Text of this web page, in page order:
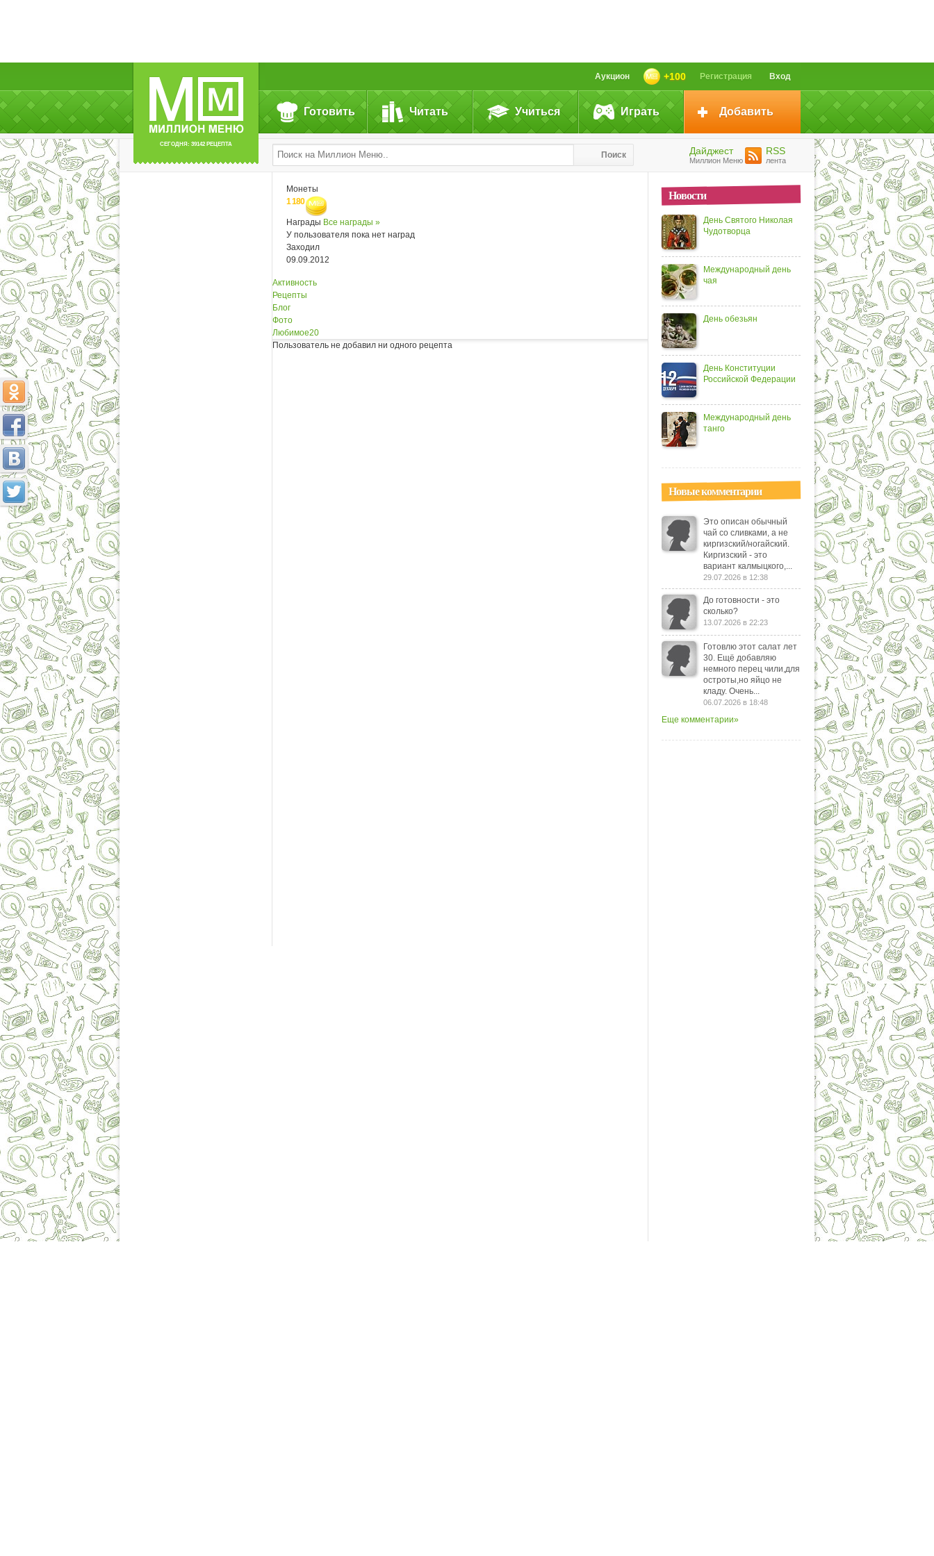
СЕГОДНЯ: 39142 РЕЦЕПТА
Вход
Регистрация
+100
Аукцион
Готовить Читать Учиться Играть Добавить
Поиск Дайджест
Миллион Меню
RSS
лента
Монеты
1 180
Награды Все награды »
У пользователя пока нет наград
Заходил
09.09.2012
Активность
Рецепты
Блог
Фото
Любимое20
Пользователь не добавил ни одного рецепта
Новости
День Святого Николая
Чудотворца
Международный день
чая
День обезьян
День Конституции
Российской Федерации
Международный день
танго
Новые комментарии
Это описан обычный
чай со сливками, а не
киргизский/ногайский.
Киргизский - это
вариант калмыцкого,...
29.07.2026 в 12:38
До готовности - это
сколько?
13.07.2026 в 22:23
Готовлю этот салат лет
30. Ещё добавляю
немного перец чили,для
остроты,но яйцо не
кладу. Очень...
06.07.2026 в 18:48
Еще комментарии»